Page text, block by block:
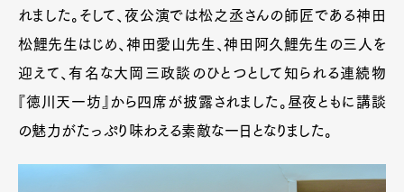
れました。そして、夜公演では松之丞さんの師匠である神田
松鯉先生はじめ、神田愛山先生、神田阿久鯉先生の三人を
迎えて、有名な大岡三政談のひとつとして知られる連続物
『徳川天一坊』から四席が披露されました。昼夜ともに講談
の魅力がたっぷり味わえる素敵な一日となりました。